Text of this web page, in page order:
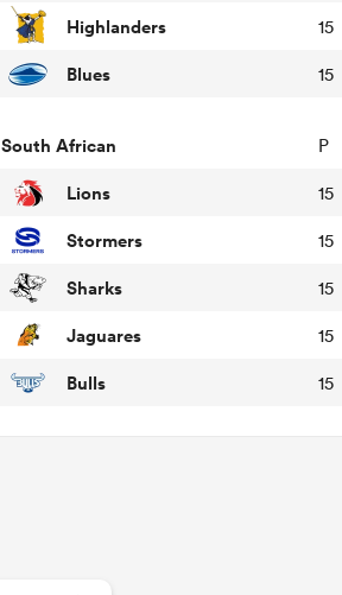
Highlanders 15
Blues 15
South African P
Lions 15
Stormers 15
Sharks 15
Jaguares 15
Bulls 15